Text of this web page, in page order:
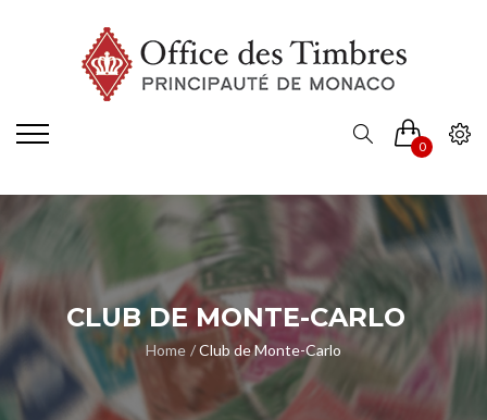
0
CLUB DE MONTE-CARLO
Home Club de Monte-Carlo